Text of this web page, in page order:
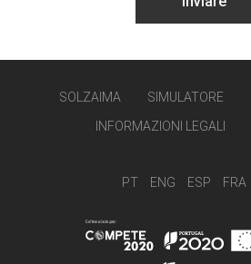
SOLZAIMA SIMULATORE
INFORMAZIONI LEGALI
PT ENG ESP FRA